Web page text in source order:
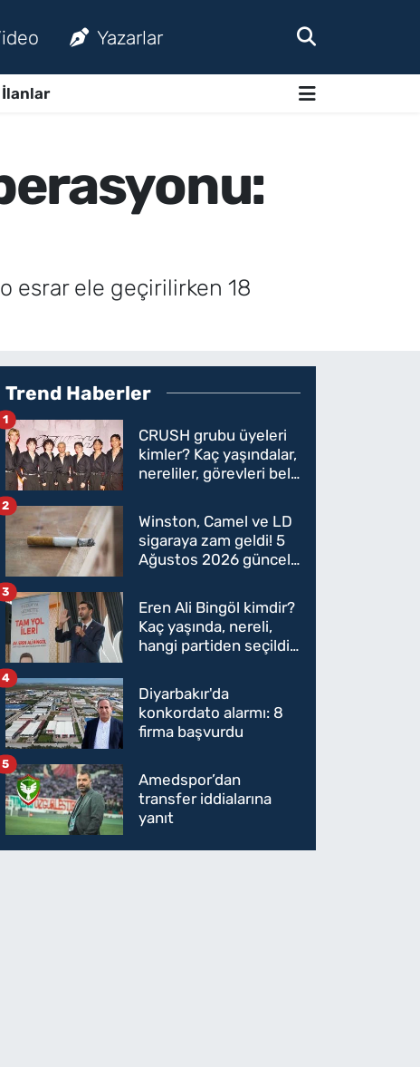
Yazarlar
İlanlar
esrar ele geçirilirken 18
Trend Haberler
CRUSH grubu üyeleri
kimler? Kaç yaşındalar,
nereliler, görevleri belli
1
Winston, Camel ve LD
sigaraya zam geldi! 5
Ağustos 2026 güncel
oldu
2
Eren Ali Bingöl kimdir?
Kaç yaşında, nereli,
hangi partiden seçildi?
Parti'ye mi geçecek?
3
Diyarbakır'da
konkordato alarmı: 8
firma başvurdu
4
Amedspor’dan
transfer iddialarına
yanıt
5